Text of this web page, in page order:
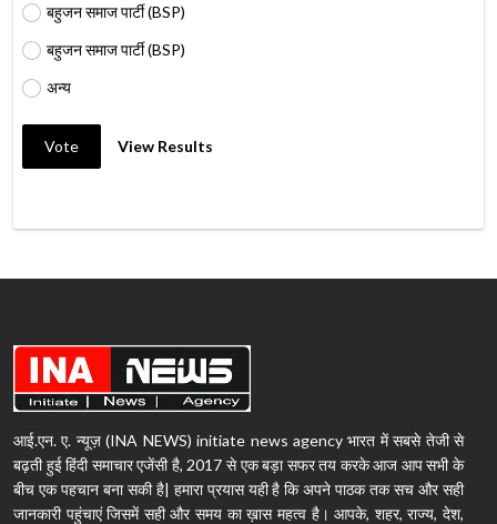
बहुजन समाज पार्टी (BSP)
बहुजन समाज पार्टी (BSP)
अन्य
Vote View Results
आई.एन. ए. न्यूज़ (INA NEWS) initiate news agency भारत में सबसे तेजी से
बढ़ती हुई हिंदी समाचार एजेंसी है, 2017 से एक बड़ा सफर तय करके आज आप सभी के
बीच एक पहचान बना सकी है| हमारा प्रयास यही है कि अपने पाठक तक सच और सही
जानकारी पहुंचाएं जिसमें सही और समय का ख़ास महत्व है। आपके, शहर, राज्य, देश,